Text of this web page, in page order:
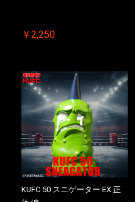
￥2,250
KUFC 50 スニゲーター EX 正